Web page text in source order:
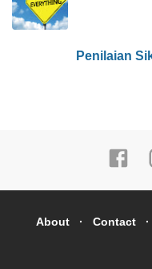
Penilaian
About Contact